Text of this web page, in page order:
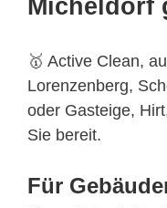
Micheldorf
🥇 Active Clean,
Lorenzenberg,
oder Gasteige,
Sie bereit.
Für